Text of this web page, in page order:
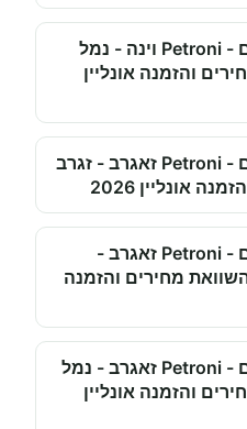
השכרת קרוואנים - Petroni וינה - נמל
והזמנה אונליין
השכרת קרוואנים - Petroni זאגרב - זגרב
אונליין 2026
השכרת קרוואנים - Petroni זאגרב -
מחירים והזמנה
השכרת קרוואנים - Petroni זאגרב - נמל
והזמנה אונליין